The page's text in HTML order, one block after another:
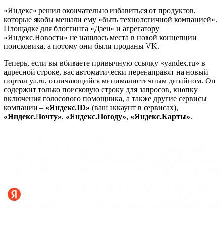
«Яндекс» решил окончательно избавиться от продуктов,
которые якобы мешали ему «быть технологичной компанией».
Площадке для блоггинга «Дзен» и агрегатору
«Яндекс.Новости» не нашлось места в новой концепции
поисковика, а потому они были проданы VK.
Теперь, если вы вбиваете привычную ссылку «yandex.ru» в
адресной строке, вас автоматически перенаправят на новый
портал ya.ru, отличающийся минималистичным дизайном. Он
содержит только поисковую строку для запросов, кнопку
включения голосового помощника, а также другие сервисы
компании – «Яндекс.ID» (ваш аккаунт в сервисах),
«Яндекс.Почту», «Яндекс.Погоду», «Яндекс.Карты».